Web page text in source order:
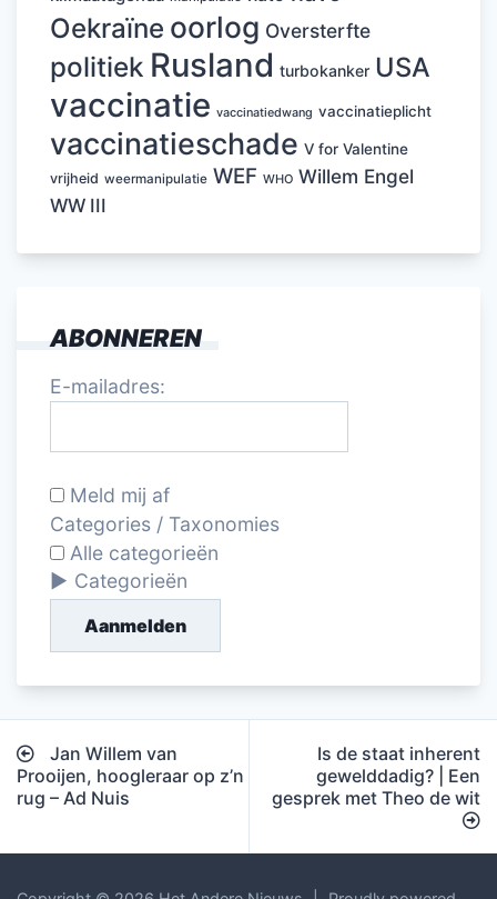
Oekraïne oorlog Oversterfte
politiek Rusland turbokanker USA
vaccinatie vaccinatiedwang vaccinatieplicht
vaccinatieschade V for Valentine
vrijheid weermanipulatie WEF WHO Willem Engel
WW III
ABONNEREN
E-mailadres:
Meld mij af
Categories / Taxonomies
Alle categorieën
Categorieën
Aanmelden
Bericht
navigatie
Jan Willem van
Prooijen, hoogleraar op z’n
rug – Ad Nuis
Is de staat inherent
gewelddadig? | Een
gesprek met Theo de wit